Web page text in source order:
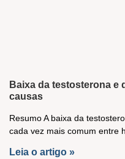
Baixa da testosterona e
causas
Resumo A baixa da
cada vez mais comum entre
Leia o artigo »